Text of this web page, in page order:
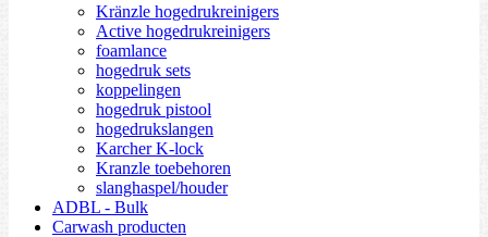
Kränzle hogedrukreinigers
Active hogedrukreinigers
foamlance
hogedruk sets
koppelingen
hogedruk pistool
hogedrukslangen
Karcher K-lock
Kranzle toebehoren
slanghaspel/houder
ADBL - Bulk
Carwash producten